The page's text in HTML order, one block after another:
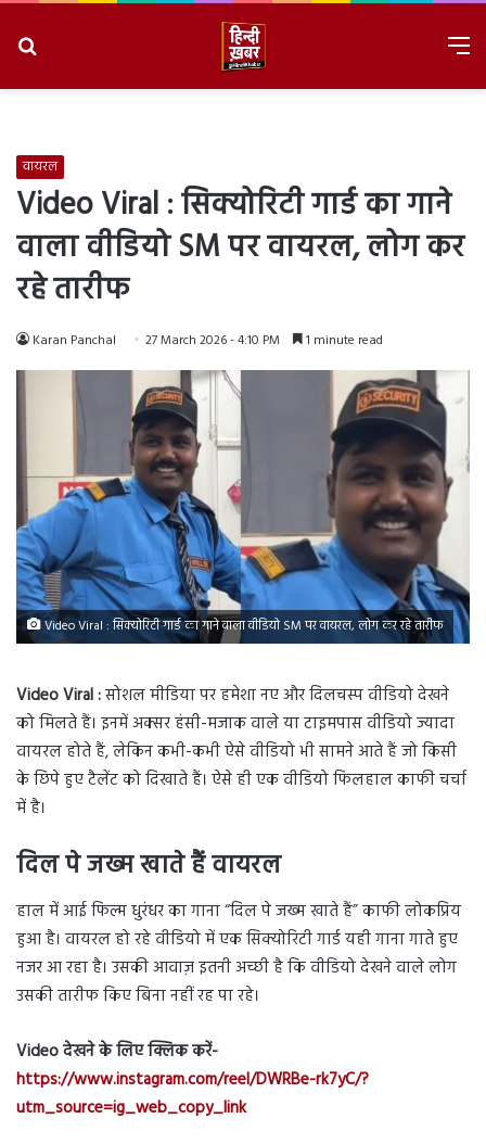
वायरल
Video Viral : सिक्योरिटी गार्ड का गाने
वाला वीडियो SM पर वायरल, लोग कर
रहे तारीफ
Karan Panchal 27 March 2026 - 4:10 PM 1 minute read
Video Viral : सिक्योरिटी गार्ड का गाने वाला वीडियो SM पर वायरल, लोग कर रहे तारीफ
Video Viral :सोशल मीडिया पर हमेशा नए और दिलचस्प वीडियो देखने
को मिलते हैं। इनमें अक्सर हंसी-मजाक वाले या टाइमपास वीडियो ज्यादा
वायरल होते हैं, लेकिन कभी-कभी ऐसे वीडियो भी सामने आते हैं जो किसी
के छिपे हुए टैलेंट को दिखाते हैं। ऐसे ही एक वीडियो फिलहाल काफी चर्चा
में है।
दिल पे जख्म खाते हैं वायरल
हाल में आई फिल्म धुरंधर का गाना “दिल पे जख्म खाते हैं” काफी लोकप्रिय
हुआ है। वायरल हो रहे वीडियो में एक सिक्योरिटी गार्ड यही गाना गाते हुए
नजर आ रहा है। उसकी आवाज़ इतनी अच्छी है कि वीडियो देखने वाले लोग
उसकी तारीफ किए बिना नहीं रह पा रहे।
Video देखने के लिए क्लिक करें-
https://www.instagram.com/reel/DWRBe-rk7yC/?
utm_source=ig_web_copy_link